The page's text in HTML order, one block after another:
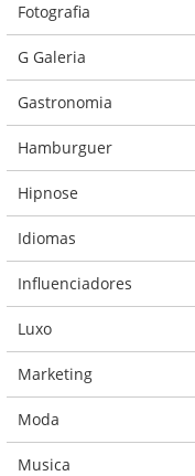
Fotografia
G Galeria
Gastronomia
Hamburguer
Hipnose
Idiomas
Influenciadores
Luxo
Marketing
Moda
Musica